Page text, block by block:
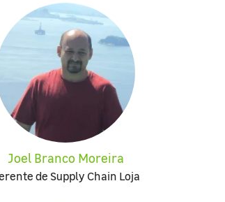
Joel Branco Moreira
de Supply Chain Loja